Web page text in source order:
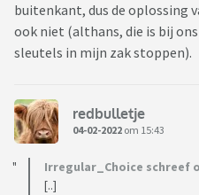
buitenkant, dus de oplossing
ook niet (althans, die is bij
sleutels in mijn zak stoppen).
redbulletje
04-02-2022 om 15:43
Irregular_Choice schreef
[..]